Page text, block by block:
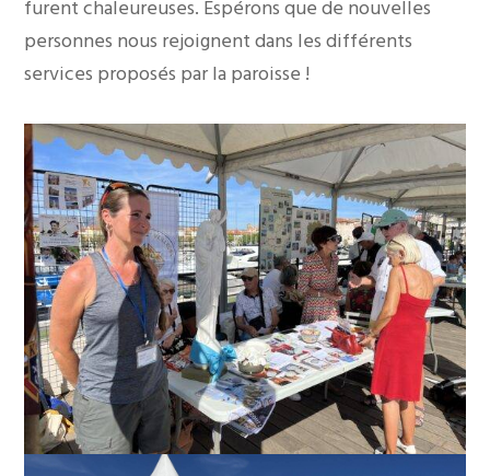
furent chaleureuses. Espérons que de nouvelles
personnes nous rejoignent dans les différents
services proposés par la paroisse !